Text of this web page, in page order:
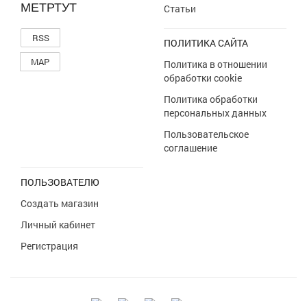
МЕТРТУТ
RSS
MAP
Статьи
ПОЛИТИКА САЙТА
Политика в отношении
обработки cookie
Политика обработки
персональных данных
Пользовательское
соглашение
ПОЛЬЗОВАТЕЛЮ
Создать магазин
Личный кабинет
Регистрация